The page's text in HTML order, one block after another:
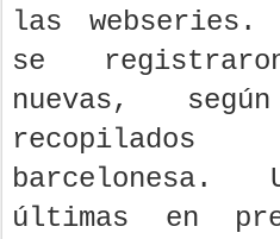
las webseries.
se
nuevas,
últimas en